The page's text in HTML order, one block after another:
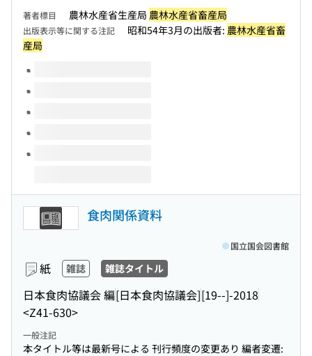
著者標目 農林水産省生産局 農林水産省畜産局
出版表示等に関する注記 昭和54年3月の出版者: 農林水産省畜
産局
このタイトルの巻号
食肉関係資料
紙 雑誌 雑誌タイトル
日本食肉協議会 編[日本食肉協議会][19--]-2018
<Z41-630>
国立国会図書館
一般注記
本タイトル等は最新号による 刊行頻度の変更あり 編者変遷: